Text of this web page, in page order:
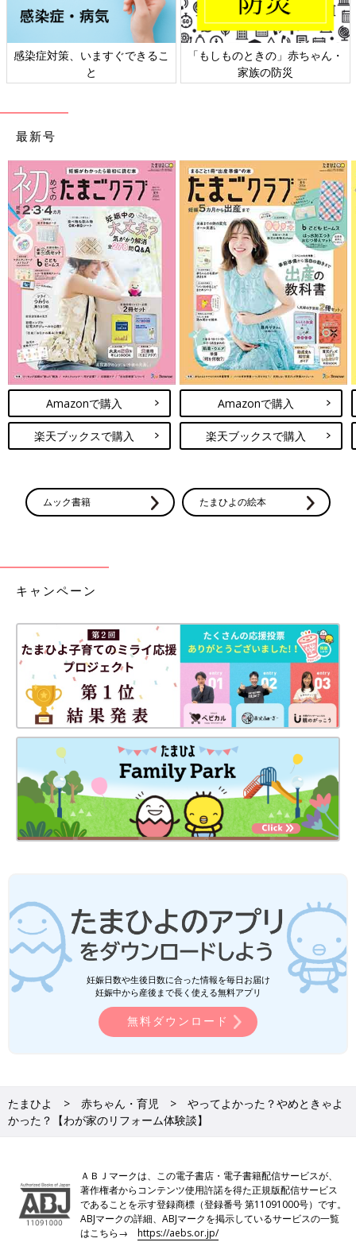
感染症対策、いますぐできるこ
と
「もしものときの」赤ちゃん・
家族の防災
最新号
Amazonで購入
楽天ブックスで購入
Amazonで購入
楽天ブックスで購入
ムック書籍 たまひよの絵本
キャンペーン
妊娠日数や生後日数に合った情報を毎日お届け
妊娠中から産後まで長く使える無料アプリ
無料ダウンロード
たまひよ 赤ちゃん・育児
やってよかった？やめときゃよ
かった？【わが家のリフォーム体験談】
ＡＢＪマークは、この電子書店・電子書籍配信サービスが、
著作権者からコンテンツ使用許諾を得た正規版配信サービス
であることを示す登録商標（登録番号 第11091000号）です。
ABJマークの詳細、ABJマークを掲示しているサービスの一覧
はこちら→https://aebs.or.jp/